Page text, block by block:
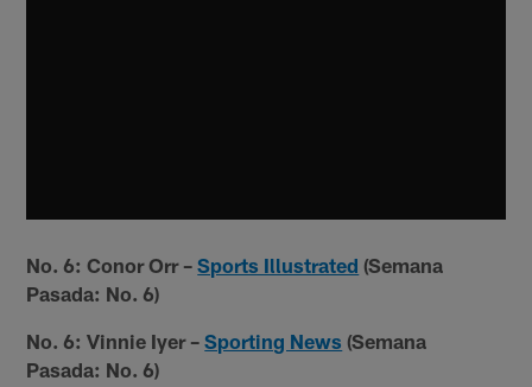
No. 6: Conor Orr –Sports Illustrated (Semana
Pasada: No. 6)
No. 6: Vinnie Iyer –Sporting News (Semana
Pasada: No. 6)